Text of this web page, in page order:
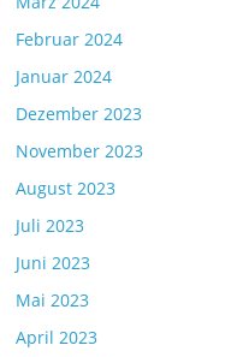
Februar 2024
Januar 2024
Dezember 2023
November 2023
August 2023
Juli 2023
Juni 2023
Mai 2023
April 2023